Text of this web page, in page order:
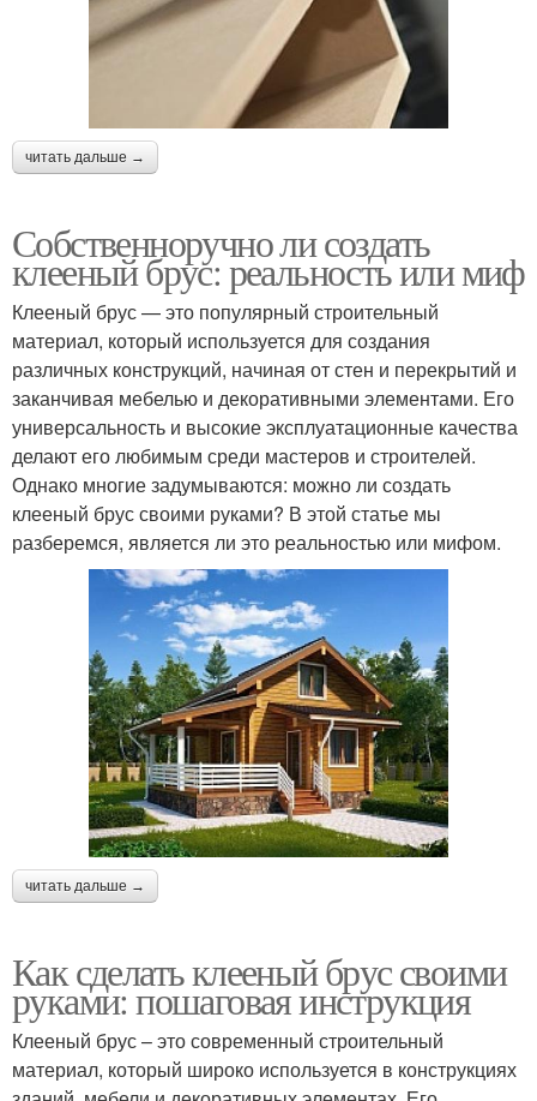
читать дальше →
Собственноручно ли создать
клееный брус: реальность или миф
Клееный брус — это популярный строительный
материал, который используется для создания
различных конструкций, начиная от стен и перекрытий и
заканчивая мебелью и декоративными элементами. Его
универсальность и высокие эксплуатационные качества
делают его любимым среди мастеров и строителей.
Однако многие задумываются: можно ли создать
клееный брус своими руками? В этой статье мы
разберемся, является ли это реальностью или мифом.
читать дальше →
Как сделать клееный брус своими
руками: пошаговая инструкция
Клееный брус – это современный строительный
материал, который широко используется в конструкциях